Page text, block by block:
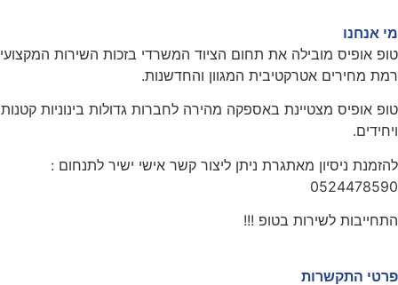
מי אנחנו
טופ אופיס מובילה את תחום הציוד המשרדי בזכות השירות המקצועי
רמת מחירים אטרקטיבית המגוון והחדשנות.
טופ אופיס מצטיינת באספקה מהירה לחברות גדולות בינוניות קטנות
ויחידים.
להזמנת ניסיון מאתגרת ניתן ליצור קשר אישי ישיר לתנחום :
0524478590
התחייבות לשירות בטופ !!!
פרטי התקשרות